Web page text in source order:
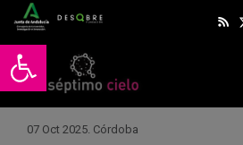
Abrir barra de herramientas
07 Oct 2025. Córdoba